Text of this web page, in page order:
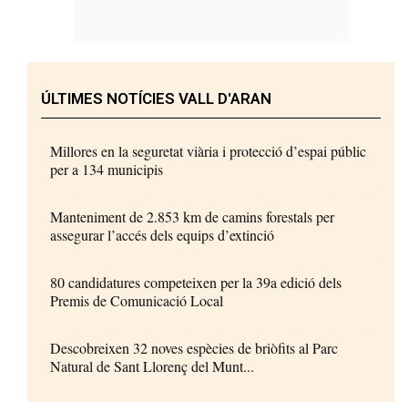
ÚLTIMES NOTÍCIES VALL D'ARAN
Millores en la seguretat viària i protecció d’espai públic
per a 134 municipis
Manteniment de 2.853 km de camins forestals per
assegurar l’accés dels equips d’extinció
80 candidatures competeixen per la 39a edició dels
Premis de Comunicació Local
Descobreixen 32 noves espècies de briòfits al Parc
Natural de Sant Llorenç del Munt...